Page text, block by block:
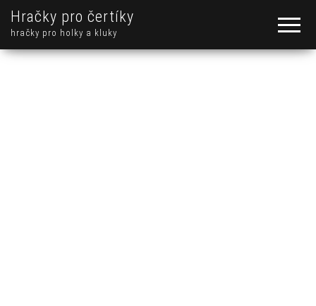
Hračky pro čertíky
hračky pro holky a kluky